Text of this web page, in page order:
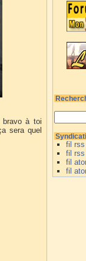
bravo à toi
sera quel
fil rss
fil
fil
fil